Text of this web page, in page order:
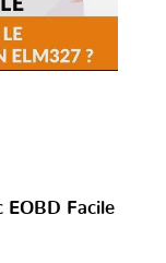
Facile